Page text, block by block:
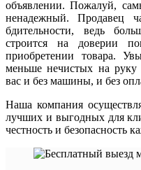
объявлении. Пожалуй,
ненадежный. Продавец
бдительности, ведь
строится на доверии
приобретении товара.
меньше нечистых на руку
вас и без машины, и без
Наша компания
лучших и выгодных для
честность и безопасность